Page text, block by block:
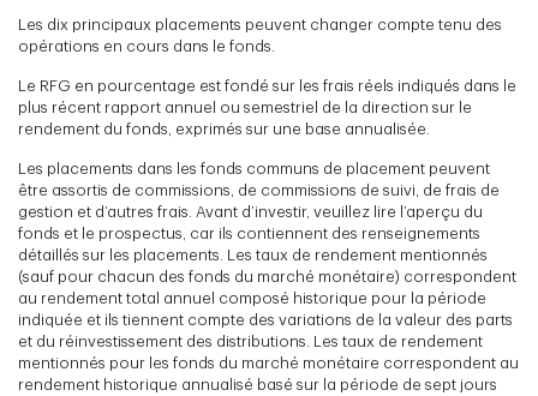
Les dix principaux placements peuvent changer compte tenu des
opérations en cours dans le fonds.
Le RFG en pourcentage est fondé sur les frais réels indiqués dans le
plus récent rapport annuel ou semestriel de la direction sur le
rendement du fonds, exprimés sur une base annualisée.
Les placements dans les fonds communs de placement peuvent
être assortis de commissions, de commissions de suivi, de frais de
gestion et d’autres frais. Avant d’investir, veuillez lire l’aperçu du
fonds et le prospectus, car ils contiennent des renseignements
détaillés sur les placements. Les taux de rendement mentionnés
(sauf pour chacun des fonds du marché monétaire) correspondent
au rendement total annuel composé historique pour la période
indiquée et ils tiennent compte des variations de la valeur des parts
et du réinvestissement des distributions. Les taux de rendement
mentionnés pour les fonds du marché monétaire correspondent au
rendement historique annualisé basé sur la période de sept jours